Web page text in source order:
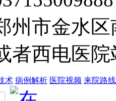
州市金水
者西电医
术 病例解析 医院视频 来院路线